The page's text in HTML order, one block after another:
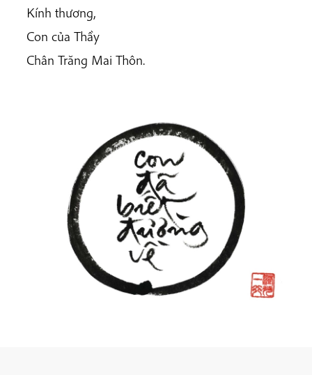
Kính thương,
Con của Thầy
Chân Trăng Mai Thôn.